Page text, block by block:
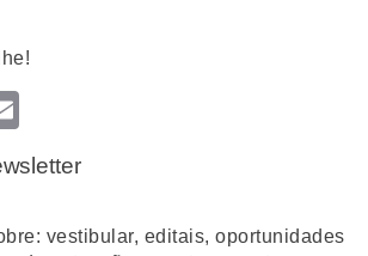
vestibular, editais, oportunidades